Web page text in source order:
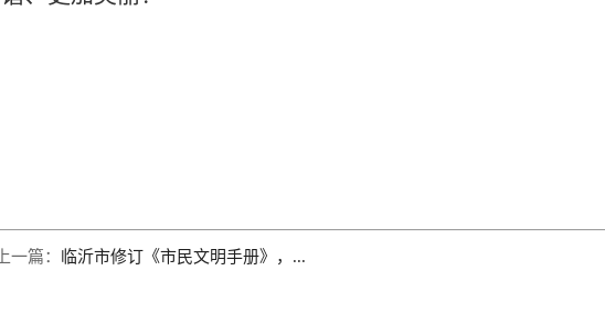
上一篇： 临沂市修订《市民文明手册》，...